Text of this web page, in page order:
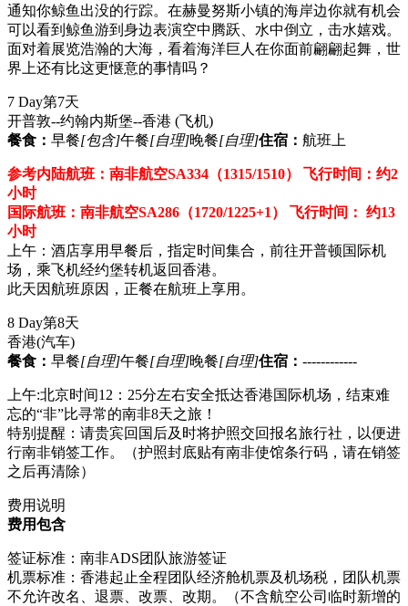
通知你鲸鱼出没的行踪。在赫曼努斯小镇的海岸边你就有机会
可以看到鲸鱼游到身边表演空中腾跃、水中倒立，击水嬉戏。
面对着展览浩瀚的大海，看着海洋巨人在你面前翩翩起舞，世
界上还有比这更惬意的事情吗？
7 Day第7天
开普敦--约翰内斯堡--香港 (飞机)
餐食： 早餐[包含]午餐[自理]晚餐[自理]住宿： 航班上
参考内陆航班：南非航空SA334（1315/1510） 飞行时间：约2
小时
国际航班：南非航空SA286（1720/1225+1） 飞行时间： 约13
小时
上午：酒店享用早餐后，指定时间集合，前往开普顿国际机
场，乘飞机经约堡转机返回香港。
此天因航班原因，正餐在航班上享用。
8 Day第8天
香港(汽车)
餐食： 早餐[自理]午餐[自理]晚餐[自理]住宿： ------------
上午:北京时间12：25分左右安全抵达香港国际机场，结束难
忘的“非”比寻常的南非8天之旅！
特别提醒：请贵宾回国后及时将护照交回报名旅行社，以便进
行南非销签工作。（护照封底贴有南非使馆条行码，请在销签
之后再清除）
费用说明
费用包含
签证标准：南非ADS团队旅游签证
机票标准：香港起止全程团队经济舱机票及机场税，团队机票
不允许改名、退票、改票、改期。（不含航空公司临时新增的